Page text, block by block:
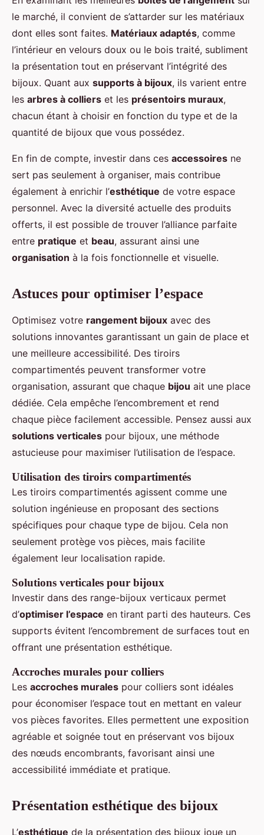
le marché, il convient de s’attarder sur les matériaux
dont elles sont faites. Matériaux adaptés, comme
l’intérieur en velours doux ou le bois traité, subliment
la présentation tout en préservant l’intégrité des
bijoux. Quant aux supports à bijoux, ils varient entre
les arbres à colliers et les présentoirs muraux,
chacun étant à choisir en fonction du type et de la
quantité de bijoux que vous possédez.
En fin de compte, investir dans ces accessoires ne
sert pas seulement à organiser, mais contribue
également à enrichir l’esthétique de votre espace
personnel. Avec la diversité actuelle des produits
offerts, il est possible de trouver l’alliance parfaite
entre pratique et beau, assurant ainsi une
organisation à la fois fonctionnelle et visuelle.
Astuces pour optimiser l’espace
Optimisez votre rangement bijoux avec des
solutions innovantes garantissant un gain de place et
une meilleure accessibilité. Des tiroirs
compartimentés peuvent transformer votre
organisation, assurant que chaque bijou ait une place
dédiée. Cela empêche l’encombrement et rend
chaque pièce facilement accessible. Pensez aussi aux
solutions verticales pour bijoux, une méthode
astucieuse pour maximiser l’utilisation de l’espace.
Utilisation des tiroirs compartimentés
Les tiroirs compartimentés agissent comme une
solution ingénieuse en proposant des sections
spécifiques pour chaque type de bijou. Cela non
seulement protège vos pièces, mais facilite
également leur localisation rapide.
Solutions verticales pour bijoux
Investir dans des range-bijoux verticaux permet
d’optimiser l’espace en tirant parti des hauteurs. Ces
supports évitent l’encombrement de surfaces tout en
offrant une présentation esthétique.
Accroches murales pour colliers
Les accroches murales pour colliers sont idéales
pour économiser l’espace tout en mettant en valeur
vos pièces favorites. Elles permettent une exposition
agréable et soignée tout en préservant vos bijoux
des nœuds encombrants, favorisant ainsi une
accessibilité immédiate et pratique.
Présentation esthétique des bijoux
L’esthétique de la présentation des bijoux joue un